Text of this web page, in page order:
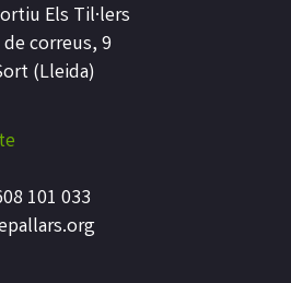
Els Til·lers
correus, 9
(Lleida)
101 033